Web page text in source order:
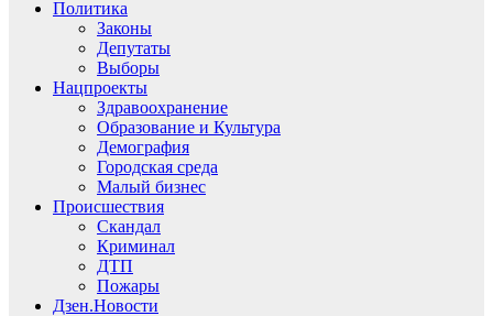
Политика
Законы
Депутаты
Выборы
Нацпроекты
Здравоохранение
Образование и Культура
Демография
Городская среда
Малый бизнес
Происшествия
Скандал
Криминал
ДТП
Пожары
Дзен.Новости